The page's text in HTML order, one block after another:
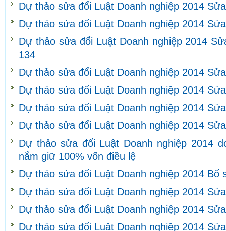
Dự thảo sửa đổi Luật Doanh nghiệp 2014
Dự thảo sửa đổi Luật Doanh nghiệp 2014
Dự thảo sửa đổi Luật Doanh nghiệp 2014
134
Dự thảo sửa đổi Luật Doanh nghiệp 2014
Dự thảo sửa đổi Luật Doanh nghiệp 2014
Dự thảo sửa đổi Luật Doanh nghiệp 2014
Dự thảo sửa đổi Luật Doanh nghiệp 2014
Dự thảo sửa đổi Luật Doanh nghiệp 2014
nắm giữ 100% vốn điều lệ
Dự thảo sửa đổi Luật Doanh nghiệp 2014 Bổ
Dự thảo sửa đổi Luật Doanh nghiệp 2014
Dự thảo sửa đổi Luật Doanh nghiệp 2014
Dự thảo sửa đổi Luật Doanh nghiệp 2014